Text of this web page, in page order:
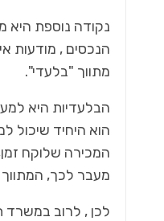
נקודה נוספת היא
הנכסים , מודעות
מתווך "בלעדי".
הבלעדיות היא
הוא היחיד שיכול
המכירה שלוקח
מעבר לכך,
לכן , לרוב במשרד